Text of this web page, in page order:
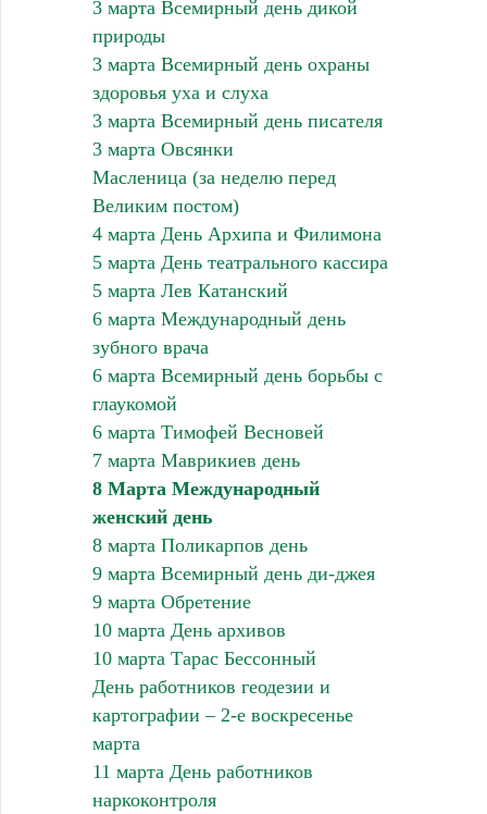
3 марта Всемирный день дикой
природы
3 марта Всемирный день охраны
здоровья уха и слуха
3 марта Всемирный день писателя
3 марта Овсянки
Масленица (за неделю перед
Великим постом)
4 марта День Архипа и Филимона
5 марта День театрального кассира
5 марта Лев Катанский
6 марта Международный день
зубного врача
6 марта Всемирный день борьбы с
глаукомой
6 марта Тимофей Весновей
7 марта Маврикиев день
8 Марта Международный
женский день
8 марта Поликарпов день
9 марта Всемирный день ди-джея
9 марта Обретение
10 марта День архивов
10 марта Тарас Бессонный
День работников геодезии и
картографии – 2-е воскресенье
марта
11 марта День работников
наркоконтроля